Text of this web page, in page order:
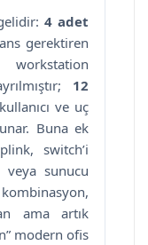
4 adet
gerektiren
12
ve uç
Buna ek
switch’i
veya sunucu
ama artık
modern ofis